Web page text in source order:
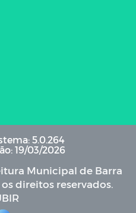
5.0.264
19/03/2026
Municipal de Barra
direitos reservados.